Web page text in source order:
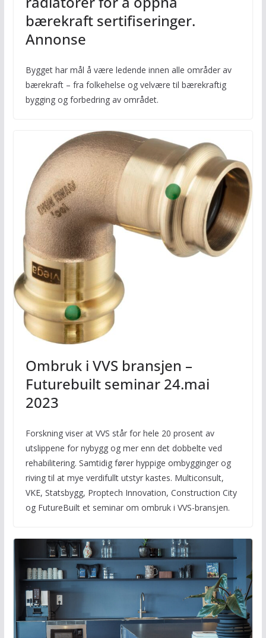
bærekraft sertifiseringer.
Annonse
Bygget har mål å være ledende innen alle områder av
bærekraft – fra folkehelse og velvære til bærekraftig
bygging og forbedring av området.
Ombruk i VVS bransjen –
Futurebuilt seminar 24.mai
2023
Forskning viser at VVS står for hele 20 prosent av
utslippene for nybygg og mer enn det dobbelte ved
rehabilitering. Samtidig fører hyppige ombygginger og
riving til at mye verdifullt utstyr kastes. Multiconsult,
VKE, Statsbygg, Proptech Innovation, Construction City
og FutureBuilt et seminar om ombruk i VVS-bransjen.